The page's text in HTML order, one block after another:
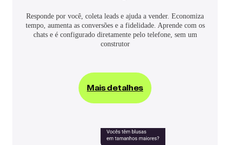
Responde por você, coleta leads e ajuda a vender. Economiza
tempo, aumenta as conversões e a fidelidade. Aprende com os
chats e é configurado diretamente pelo telefone, sem um
construtor
Mais detalhes